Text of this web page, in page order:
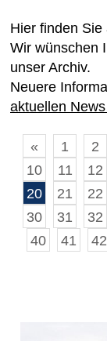
Hier finden
Wir wünschen
unser Archiv.
Neuere
aktuellen
« 1 2
10
11 12
20
21 22
30
31 32
40
41 42